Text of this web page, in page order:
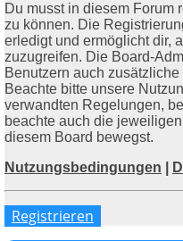
Du musst in diesem Forum
zu können. Die
erledigt und ermöglicht dir,
zuzugreifen. Die Board-
Benutzern auch
Beachte bitte unsere
verwandten Regelungen,
beachte auch die
diesem Board bewegst.
Nutzungsbedingungen
Registrieren